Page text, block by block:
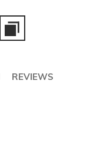
REVIEWS